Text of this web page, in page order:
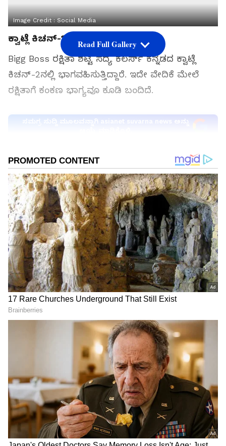
Image Credit :Social Media
ಕ್ವಾಟ್ಲೆ ಕಿಚನ್​-2ನಲ್ಲಿ ರಕ್ಷಿತಾ ಶೆಟ್ಟಿ
Bigg Boss ರಕ್ಷಿತಾ ಶೆಟ್ಟಿ ಸದ್ಯ ಕಲರ್ಸ್​ ಕನ್ನಡದ ಕ್ವಾಟ್ಲೆ
ಕಿಚನ್​-2ನಲ್ಲಿ ಭಾಗವಹಿಸುತ್ತಿದ್ದಾರೆ. ಇದೇ ವೇದಿಕೆ ಮೇಲೆ
ರಕ್ಷಿತಾಗೆ ಕಂಕಣ ಭಾಗ್ಯವೂ ಕೂಡಿ ಬಂದಿದೆ.
ಸಮಗ್ರ ಸುದ್ದಿ ಮೂಲವನ್ನಾಗಿ asianet suvarna news ಅನ್ನು
Image Credit :Colors Kannada Instagram
ರಕ್ಷಿತಾಗೆ ಪ್ರಪೋಸ್​
ನಟ ಭವಿಷ್​​ ಗೌಡ, ರಕ್ಷಿತಾ ಶೆಟ್ಟಿಗೆ ಗೆಜ್ಜೆ ಹಾಕಿ ವೇದಿಕೆ ಮೇಲೆ
Read Full Gallery